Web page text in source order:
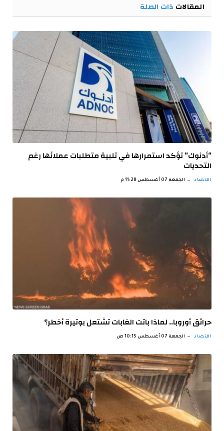
المقالات ذات الصلة
“أدنوك” تؤكد استمرارها في تلبية متطلبات عملائها رغم
التحديات
اقتصاد الجمعة 07 أغسطس 11:28 م
حرائق أوروبا.. لماذا باتت الغابات تشتعل بوتيرة أخطر؟
اقتصاد الجمعة 07 أغسطس 10:15 ص